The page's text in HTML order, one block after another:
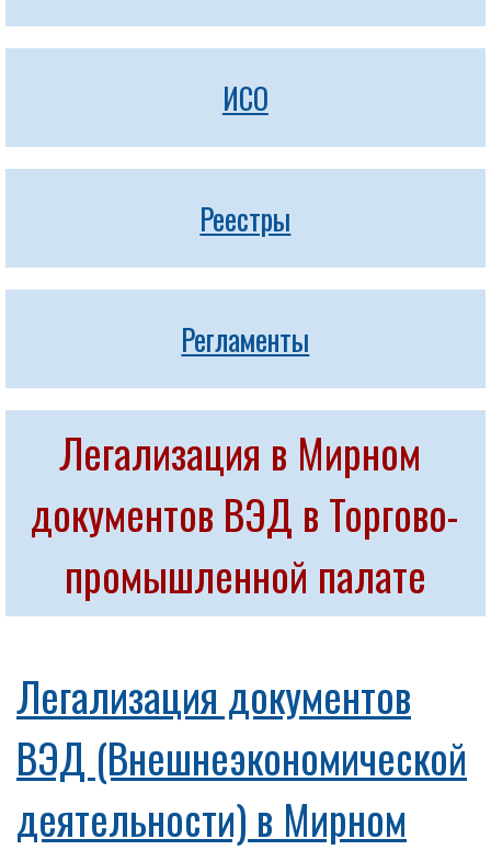
ИСО
Реестры
Регламенты
Легализация в Мирном
документов ВЭД в Торгово-
промышленной палате
Легализация документов
ВЭД (Внешнеэкономической
деятельности) в Мирном